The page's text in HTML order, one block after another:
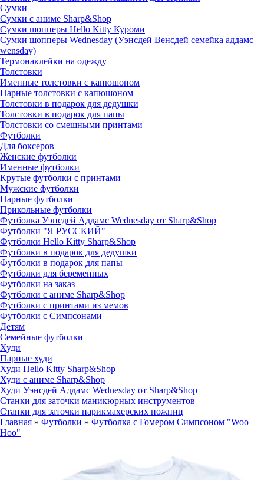
Сумки
Сумки с аниме Sharp&Shop
Сумки шопперы Hello Kitty Куроми
Сумки шопперы Wednesday (Уэнсдей Венсдей семейка аддамс
wensday)
Термонаклейки на одежду
Толстовки
Именные толстовки с капюшоном
Парные толстовки с капюшоном
Толстовки в подарок для дедушки
Толстовки в подарок для папы
Толстовки со смешными принтами
Футболки
Для боксеров
Женские футболки
Именные футболки
Крутые футболки с принтами
Мужские футболки
Парные футболки
Прикольные футболки
Футболка Уэнсдей Аддамс Wednesday от Sharp&Shop
Футболки "Я РУССКИЙ"
Футболки Hello Kitty Sharp&Shop
Футболки в подарок для дедушки
Футболки в подарок для папы
Футболки для беременных
Футболки на заказ
Футболки с аниме Sharp&Shop
Футболки с принтами из мемов
Футболки с Симпсонами
Детям
Семейные футболки
Худи
Парные худи
Худи Hello Kitty Sharp&Shop
Худи с аниме Sharp&Shop
Худи Уэнсдей Аддамс Wednesday от Sharp&Shop
Станки для заточки маникюрных инструментов
Станки для заточки парикмахерских ножниц
Главная » Футболки » Футболка с Гомером Симпсоном "Woo
Hoo"